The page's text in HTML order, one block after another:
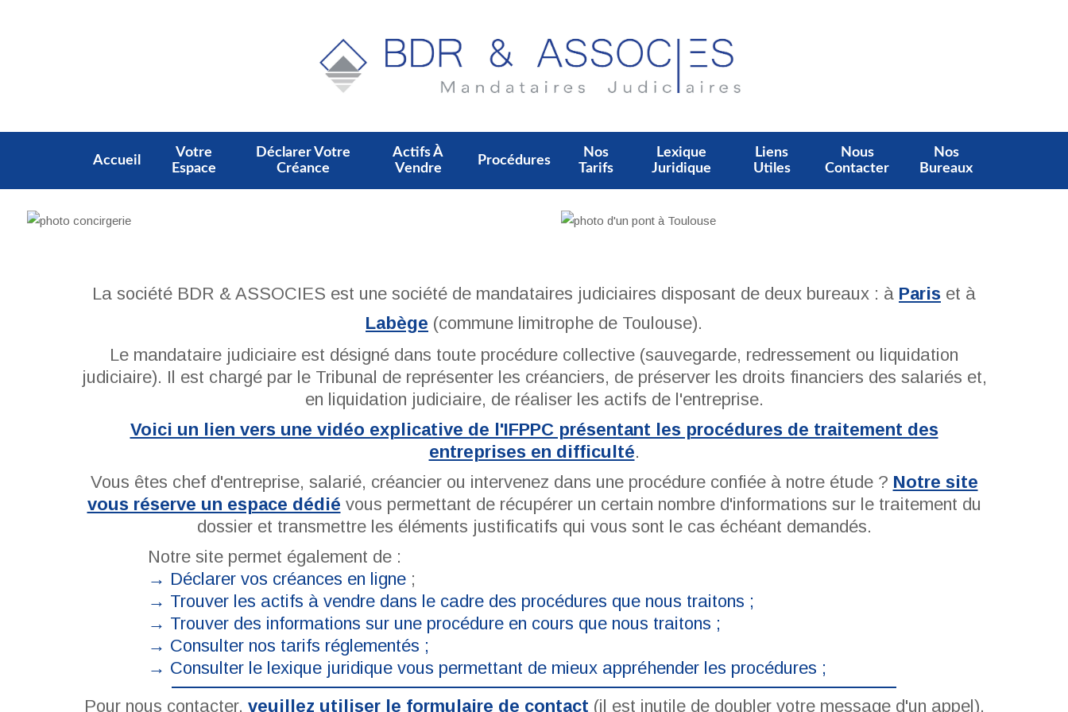
Accueil
Votre
Espace
Déclarer Votre
Créance
Actifs À
Vendre
Procédures
Nos
Tarifs
Lexique
Juridique
Liens
Utiles
Nous
Contacter
Nos
Bureaux
La société BDR & ASSOCIES est une société de mandataires judiciaires disposant de deux bureaux : à Paris et à
Labège (commune limitrophe de Toulouse).
Le mandataire judiciaire est désigné dans toute procédure collective (sauvegarde, redressement ou liquidation
judiciaire). Il est chargé par le Tribunal de représenter les créanciers, de préserver les droits financiers des salariés et,
en liquidation judiciaire, de réaliser les actifs de l'entreprise.
Voici un lien vers une vidéo explicative de l'IFPPC présentant les procédures de traitement des
entreprises en difficulté.
Vous êtes chef d'entreprise, salarié, créancier ou intervenez dans une procédure confiée à notre étude ? Notre site
vous réserve un espace dédié vous permettant de récupérer un certain nombre d'informations sur le traitement du
dossier et transmettre les éléments justificatifs qui vous sont le cas échéant demandés.
Notre site permet également de :
→ Déclarer vos créances en ligne ;
→ Trouver les actifs à vendre dans le cadre des procédures que nous traitons ;
→ Trouver des informations sur une procédure en cours que nous traitons ;
→ Consulter nos tarifs réglementés ;
→ Consulter le lexique juridique vous permettant de mieux appréhender les procédures ;
Pour nous contacter, veuillez utiliser le formulaire de contact (il est inutile de doubler votre message d'un appel).